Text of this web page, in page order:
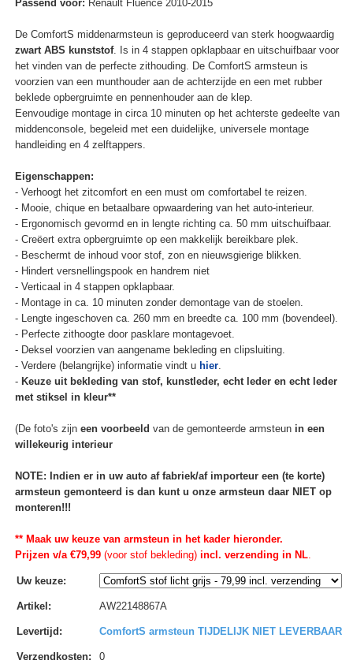
Passend voor: Renault Fluence 2010-2015
De ComfortS middenarmsteun is geproduceerd van sterk hoogwaardig
zwart ABS kunststof. Is in 4 stappen opklapbaar en uitschuifbaar voor
het vinden van de perfecte zithouding. De ComfortS armsteun is
voorzien van een munthouder aan de achterzijde en een met rubber
beklede opbergruimte en pennenhouder aan de klep.
Eenvoudige montage in circa 10 minuten op het achterste gedeelte van
middenconsole, begeleid met een duidelijke, universele montage
handleiding en 4 zelftappers.
Eigenschappen:
- Verhoogt het zitcomfort en een must om comfortabel te reizen.
- Mooie, chique en betaalbare opwaardering van het auto-interieur.
- Ergonomisch gevormd en in lengte richting ca. 50 mm uitschuifbaar.
- Creëert extra opbergruimte op een makkelijk bereikbare plek.
- Beschermt de inhoud voor stof, zon en nieuwsgierige blikken.
- Hindert versnellingspook en handrem niet
- Verticaal in 4 stappen opklapbaar.
- Montage in ca. 10 minuten zonder demontage van de stoelen.
- Lengte ingeschoven ca. 260 mm en breedte ca. 100 mm (bovendeel).
- Perfecte zithoogte door pasklare montagevoet.
- Deksel voorzien van aangename bekleding en clipsluiting.
- Verdere (belangrijke) informatie vindt u hier.
- Keuze uit bekleding van stof, kunstleder, echt leder en echt leder
met stiksel in kleur**
(De foto's zijn een voorbeeld van de gemonteerde armsteun in een
willekeurig interieur
NOTE: Indien er in uw auto af fabriek/af importeur een (te korte)
armsteun gemonteerd is dan kunt u onze armsteun daar NIET op
monteren!!!
** Maak uw keuze van armsteun in het kader hieronder.
Prijzen v/a €79,99(voor stof bekleding)incl. verzending in NL.
Uw keuze:
Artikel : AW22148867A
Levertijd : ComfortS armsteun TIJDELIJK NIET LEVERBAAR
Verzendkosten: 0